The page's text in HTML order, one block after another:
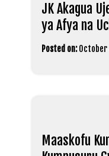
JK Akagua
ya Afya na
Posted on:
Maaskofu